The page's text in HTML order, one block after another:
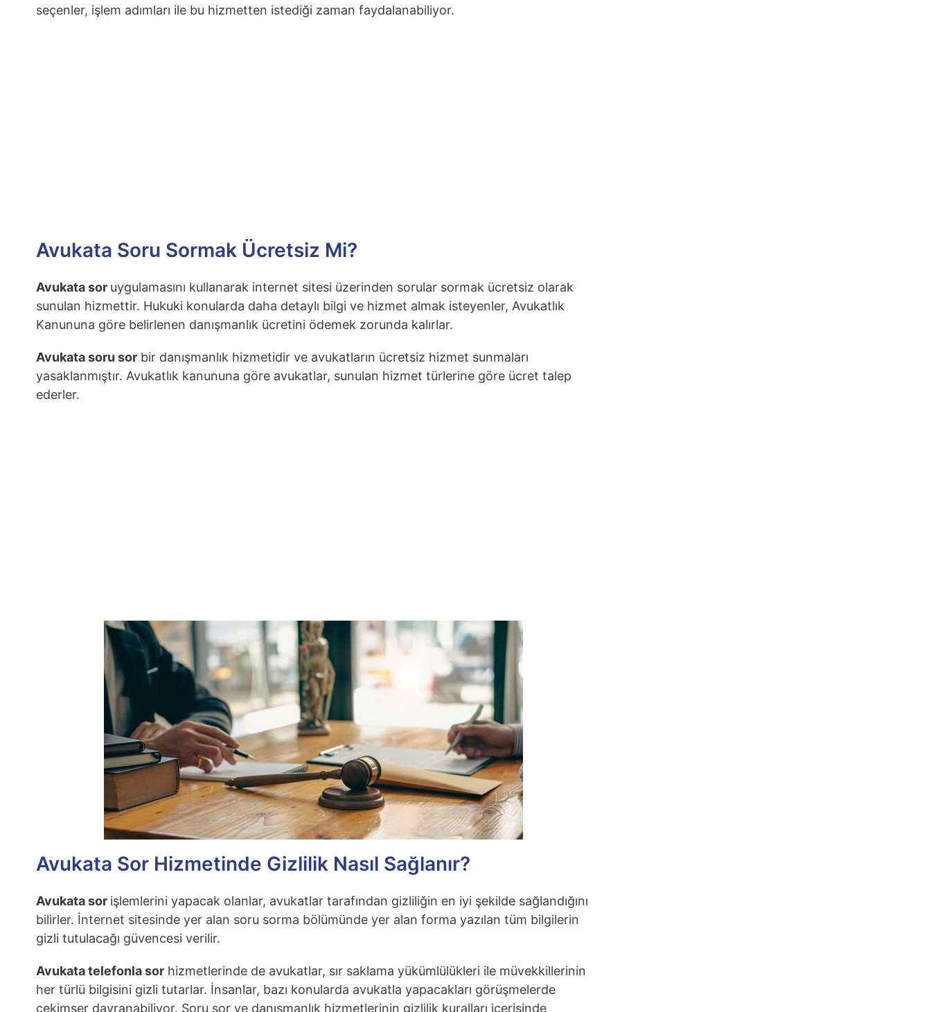
seçenler, işlem adımları ile bu hizmetten istediği zaman faydalanabiliyor.
Avukata Soru Sormak Ücretsiz Mi?
Avukata sor uygulamasını kullanarak internet sitesi üzerinden sorular sormak ücretsiz olarak
sunulan hizmettir. Hukuki konularda daha detaylı bilgi ve hizmet almak isteyenler, Avukatlık
Kanununa göre belirlenen danışmanlık ücretini ödemek zorunda kalırlar.
Avukata soru sor bir danışmanlık hizmetidir ve avukatların ücretsiz hizmet sunmaları
yasaklanmıştır. Avukatlık kanununa göre avukatlar, sunulan hizmet türlerine göre ücret talep
ederler.
Avukata Sor Hizmetinde Gizlilik Nasıl Sağlanır?
Avukata sor işlemlerini yapacak olanlar, avukatlar tarafından gizliliğin en iyi şekilde sağlandığını
bilirler. İnternet sitesinde yer alan soru sorma bölümünde yer alan forma yazılan tüm bilgilerin
gizli tutulacağı güvencesi verilir.
Avukata telefonla sor hizmetlerinde de avukatlar, sır saklama yükümlülükleri ile müvekkillerinin
her türlü bilgisini gizli tutarlar. İnsanlar, bazı konularda avukatla yapacakları görüşmelerde
çekimser davranabiliyor. Soru sor ve danışmanlık hizmetlerinin gizlilik kuralları içerisinde